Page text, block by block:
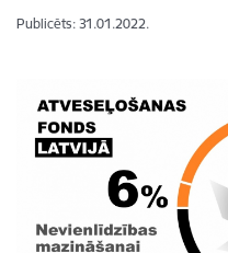
Publicēts: 31.01.2022.